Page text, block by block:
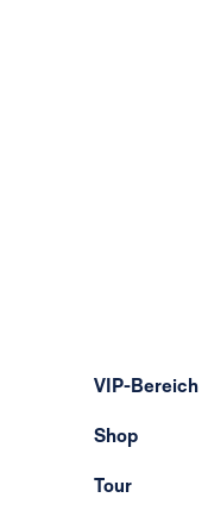
VIP-Bereich
Shop
Tour